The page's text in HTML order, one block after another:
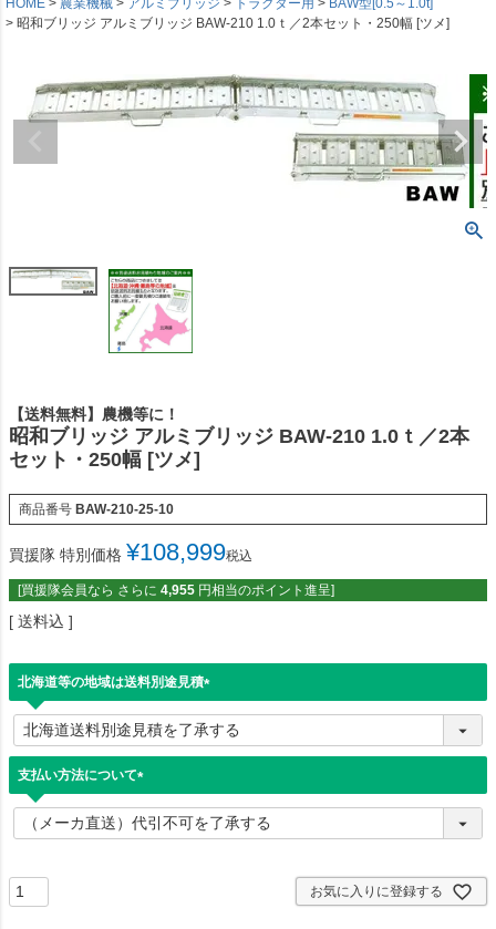
HOME
農業機械 アルミブリッジ トラクター用
BAW型[0.5～1.0t]
昭和ブリッジ アルミブリッジ BAW-210 1.0ｔ／2本セット・250幅 [ツメ]
【送料無料】農機等に！
昭和ブリッジ アルミブリッジ BAW-210 1.0ｔ／2本
セット・250幅 [ツメ]
商品番号 BAW-210-25-10
買援隊 特別価格 ¥108,999税込
[買援隊会員なら さらに 4,955 円相当のポイント進呈]
送料込
北海道等の地域は送料別途見積
必
須
支払い方法について
必
須
お気に入りに登録する